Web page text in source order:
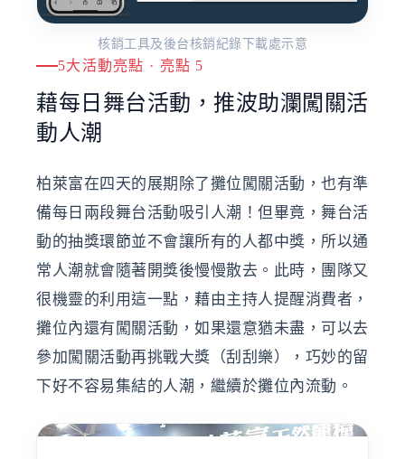
核銷工具及後台核銷紀錄下載處示意
5大活動亮點 · 亮點 5
藉每日舞台活動，推波助瀾闖關活
動人潮
柏萊富在四天的展期除了攤位闖關活動，也有準
備每日兩段舞台活動吸引人潮！但畢竟，舞台活
動的抽獎環節並不會讓所有的人都中獎，所以通
常人潮就會隨著開獎後慢慢散去。此時，團隊又
很機靈的利用這一點，藉由主持人提醒消費者，
攤位內還有闖關活動，如果還意猶未盡，可以去
參加闖關活動再挑戰大獎（刮刮樂），巧妙的留
下好不容易集結的人潮，繼續於攤位內流動。